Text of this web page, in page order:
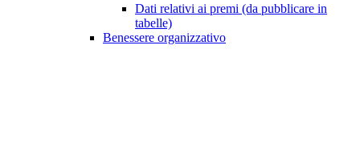
Dati relativi ai premi (da pubblicare in
tabelle)
Benessere organizzativo